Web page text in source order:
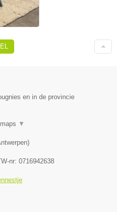
en in de provincie
▼
)
nr: 0716942638